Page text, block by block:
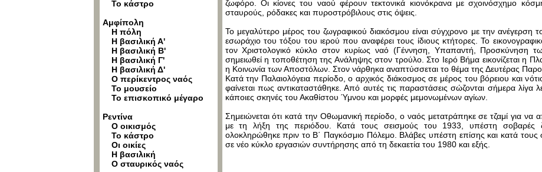
Το κάστρο
Αμφίπολη
Η πόλη
Η βασιλική Α'
Η βασιλική Β'
Η βασιλική Γ'
Η βασιλική Δ'
Ο περίκεντρος ναός
Το μουσείο
Το επισκοπικό μέγαρο
Ρεντίνα
Ο οικισμός
Το κάστρο
Οι οικίες
Η βασιλική
Ο σταυρικός ναός
ζωφόρο. Οι κίονες του ναού φέρουν τεκτονικά κιονόκρανα με σχοινόσχημο
σταυρούς, ρόδακες και πυροστρόβιλους στις όψεις.
Το μεγαλύτερο μέρος του ζωγραφικού διακόσμου είναι σύγχρονο με την
εσωράχιο του τόξου του ιερού που αναφέρει τους ίδιους κτήτορες. Το
τον Χριστολογικό κύκλο στον κυρίως ναό (Γέννηση, Υπαπαντή, Προσκύνηση
σημειωθεί η τοποθέτηση της Ανάληψης στον τρούλο. Στο Ιερό Βήμα εικονίζεται η
η Κοινωνία των Αποστόλων. Στον νάρθηκα αναπτύσσεται το θέμα της Δευτέρας
Κατά την Παλαιολόγεια περίοδο, ο αρχικός διάκοσμος σε μέρος του βόρειου και
φαίνεται πως αντικαταστάθηκε. Από αυτές τις παραστάσεις σώζονται σήμερα λίγα
κάποιες σκηνές του Ακαθίστου Ύμνου και μορφές μεμονωμένων αγίων.
Σημειώνεται ότι κατά την Οθωμανική περίοδο, ο ναός μετατράπηκε σε τζαμί για να
με τη λήξη της περιόδου. Κατά τους σεισμούς του 1933, υπέστη σοβαρές
ολοκληρώθηκε πριν το Β΄ Παγκόσμιο Πόλεμο. Βλάβες υπέστη επίσης και κατά
σε νέο κύκλο εργασιών συντήρησης από τη δεκαετία του 1980 και εξής.